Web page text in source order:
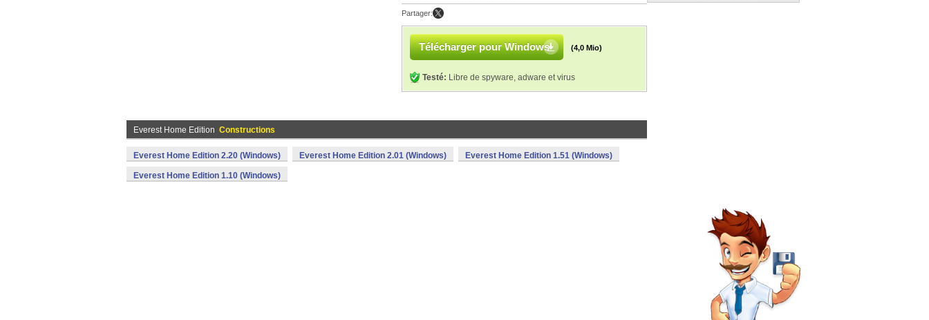
Partager:
Télécharger pour Windows (4,0 Mio)
Testé: Libre de spyware, adware et virus
Everest Home Edition Constructions
Everest Home Edition 2.20 (Windows) Everest Home Edition 2.01 (Windows) Everest Home Edition 1.51 (Windows)
Everest Home Edition 1.10 (Windows)